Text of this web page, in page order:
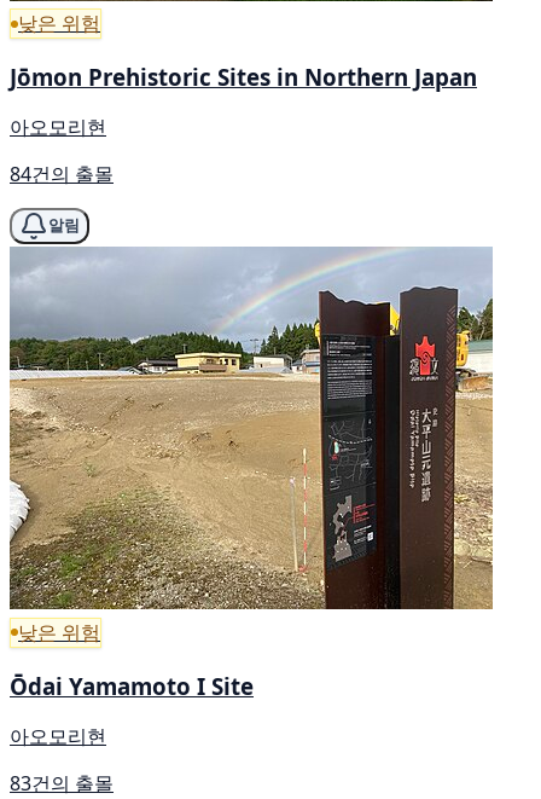
낮은 위험
Jōmon Prehistoric Sites in Northern Japan
아오모리현
84건의 출몰
알림
낮은 위험
Ōdai Yamamoto I Site
아오모리현
83건의 출몰